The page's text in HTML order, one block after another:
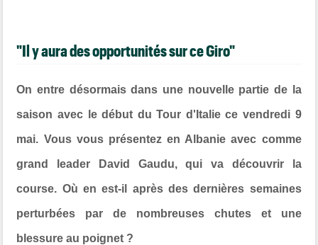
"Il y aura des opportunités sur ce Giro"
On entre désormais dans une nouvelle partie de la
saison avec le début du Tour d'Italie ce vendredi 9
mai. Vous vous présentez en Albanie avec comme
grand leader David Gaudu, qui va découvrir la
course. Où en est-il après des dernières semaines
perturbées par de nombreuses chutes et une
blessure au poignet ?